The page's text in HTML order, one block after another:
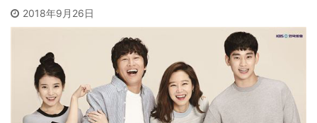
2018年9月26日